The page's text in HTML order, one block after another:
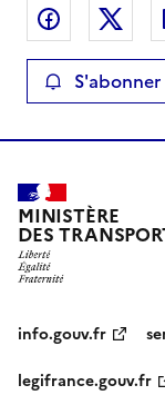
Partager
S'abonner
MINISTÈRE
DES
info.gouv.fr
legifrance.gouv.fr